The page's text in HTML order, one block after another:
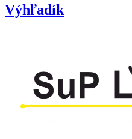
Výhľadík